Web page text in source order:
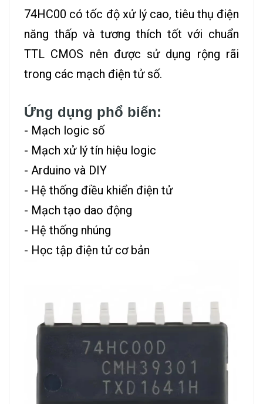
74HC00 có tốc độ xử lý cao, tiêu thụ điện
năng thấp và tương thích tốt với chuẩn
TTL CMOS nên được sử dụng rộng rãi
trong các mạch điện tử số.
Ứng dụng phổ biến:
- Mạch logic số
- Mạch xử lý tín hiệu logic
- Arduino và DIY
- Hệ thống điều khiển điện tử
- Mạch tạo dao động
- Hệ thống nhúng
- Học tập điện tử cơ bản